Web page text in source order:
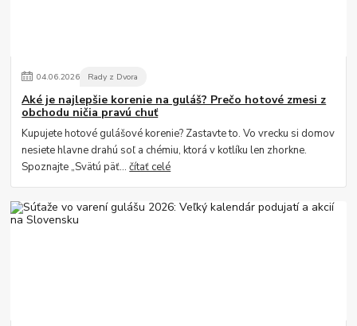
04.06.2026 Rady z Dvora
Aké je najlepšie korenie na guláš? Prečo hotové zmesi z
obchodu ničia pravú chuť
Kupujete hotové gulášové korenie? Zastavte to. Vo vrecku si domov
nesiete hlavne drahú soľ a chémiu, ktorá v kotlíku len zhorkne.
Spoznajte „Svätú päť...čítať celé